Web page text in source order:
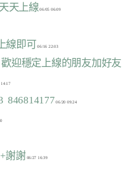
天上線 06/05 06:09
線即可 06/16 22:03
歡迎穩定上線的朋友加好友
06/18 14:17
846814177 06/20 09:24
謝謝 06/27 16:39